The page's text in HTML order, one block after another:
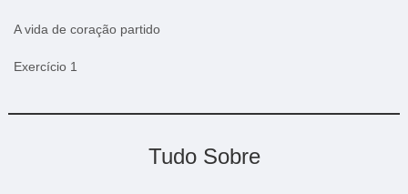
A vida de coração partido
Exercício 1
Tudo Sobre